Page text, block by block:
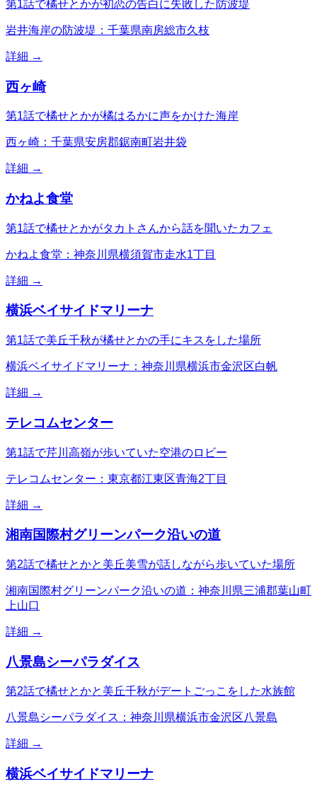
第1話で橘せとかが初恋の告白に失敗した防波堤
岩井海岸の防波堤：千葉県南房総市久枝
詳細 →
西ヶ崎
第1話で橘せとかが橘はるかに声をかけた海岸
西ヶ崎：千葉県安房郡鋸南町岩井袋
詳細 →
かねよ食堂
第1話で橘せとかがタカトさんから話を聞いたカフェ
かねよ食堂：神奈川県横須賀市走水1丁目
詳細 →
横浜ベイサイドマリーナ
第1話で美丘千秋が橘せとかの手にキスをした場所
横浜ベイサイドマリーナ：神奈川県横浜市金沢区白帆
詳細 →
テレコムセンター
第1話で芹川高嶺が歩いていた空港のロビー
テレコムセンター：東京都江東区青海2丁目
詳細 →
湘南国際村グリーンパーク沿いの道
第2話で橘せとかと美丘美雪が話しながら歩いていた場所
湘南国際村グリーンパーク沿いの道：神奈川県三浦郡葉山町
上山口
詳細 →
八景島シーパラダイス
第2話で橘せとかと美丘千秋がデートごっこをした水族館
八景島シーパラダイス：神奈川県横浜市金沢区八景島
詳細 →
横浜ベイサイドマリーナ